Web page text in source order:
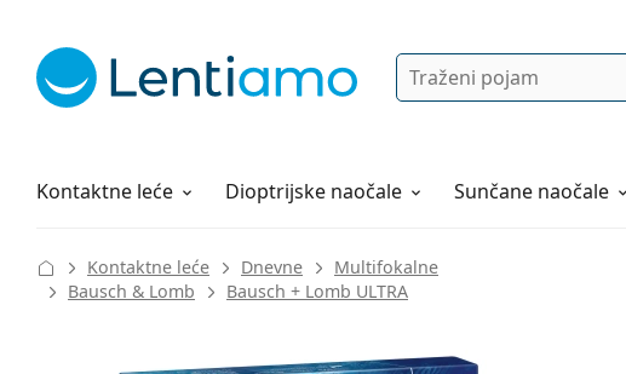
Pretraga
Kontaktne leće
Otopine za leće Dioptrijske naočale Sunčane naočale
Sve o kupovini
Kontaktne leće Dnevne
Multifokalne
Bausch & Lomb
Bausch + Lomb ULTRA